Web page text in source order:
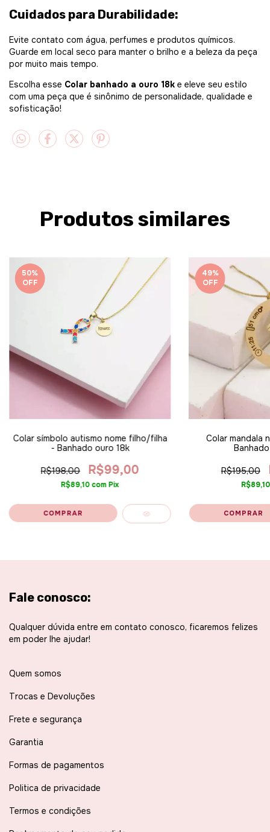
Cuidados para Durabilidade:
Evite contato com água, perfumes e produtos químicos.
Guarde em local seco para manter o brilho e a beleza da peça
por muito mais tempo.
Escolha esse Colar banhado a ouro 18k e eleve seu estilo
com uma peça que é sinônimo de personalidade, qualidade e
sofisticação!
Produtos similares
50%
OFF
Colar símbolo autismo nome filho/filha
- Banhado ouro 18k
R$198,00 R$99,00
R$89,10comPix
COMPRAR
49%
OFF
Colar mandala
R$195,00
COMPRAR
Fale conosco:
Qualquer dúvida entre em contato conosco, ficaremos felizes
em poder lhe ajudar!
Quem somos
Trocas e Devoluções
Frete e segurança
Garantia
Formas de pagamentos
Politica de privacidade
Termos e condições